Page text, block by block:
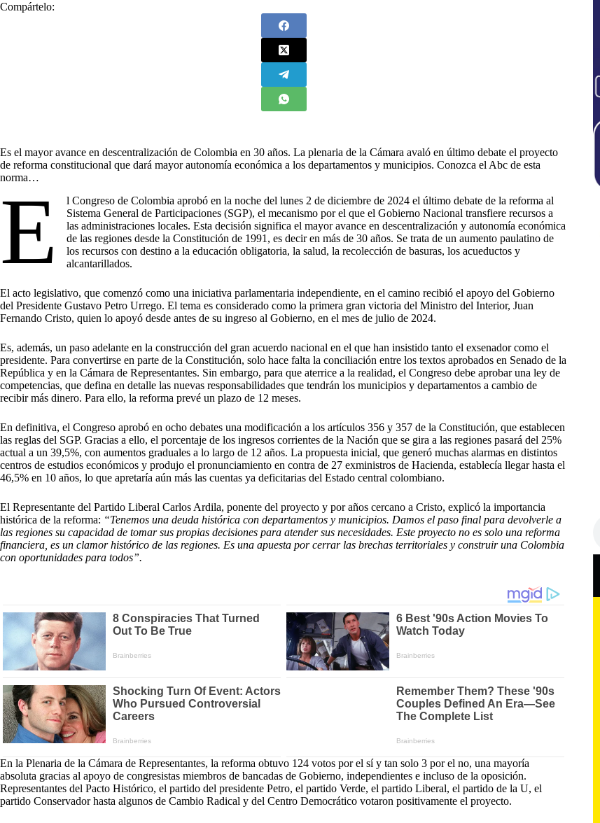
Compártelo:
Es el mayor avance en descentralización de Colombia en 30 años. La plenaria de la Cámara avaló en último debate el proyecto
de reforma constitucional que dará mayor autonomía económica a los departamentos y municipios. Conozca el Abc de esta
norma…
E
l Congreso de Colombia aprobó en la noche del lunes 2 de diciembre de 2024 el último debate de la reforma al
Sistema General de Participaciones (SGP), el mecanismo por el que el Gobierno Nacional transfiere recursos a
las administraciones locales. Esta decisión significa el mayor avance en descentralización y autonomía económica
de las regiones desde la Constitución de 1991, es decir en más de 30 años. Se trata de un aumento paulatino de
los recursos con destino a la educación obligatoria, la salud, la recolección de basuras, los acueductos y
alcantarillados.
El acto legislativo, que comenzó como una iniciativa parlamentaria independiente, en el camino recibió el apoyo del Gobierno
del Presidente Gustavo Petro Urrego. El tema es considerado como la primera gran victoria del Ministro del Interior, Juan
Fernando Cristo, quien lo apoyó desde antes de su ingreso al Gobierno, en el mes de julio de 2024.
Es, además, un paso adelante en la construcción del gran acuerdo nacional en el que han insistido tanto el exsenador como el
presidente. Para convertirse en parte de la Constitución, solo hace falta la conciliación entre los textos aprobados en Senado de la
República y en la Cámara de Representantes. Sin embargo, para que aterrice a la realidad, el Congreso debe aprobar una ley de
competencias, que defina en detalle las nuevas responsabilidades que tendrán los municipios y departamentos a cambio de
recibir más dinero. Para ello, la reforma prevé un plazo de 12 meses.
En definitiva, el Congreso aprobó en ocho debates una modificación a los artículos 356 y 357 de la Constitución, que establecen
las reglas del SGP. Gracias a ello, el porcentaje de los ingresos corrientes de la Nación que se gira a las regiones pasará del 25%
actual a un 39,5%, con aumentos graduales a lo largo de 12 años. La propuesta inicial, que generó muchas alarmas en distintos
centros de estudios económicos y produjo el pronunciamiento en contra de 27 exministros de Hacienda, establecía llegar hasta el
46,5% en 10 años, lo que apretaría aún más las cuentas ya deficitarias del Estado central colombiano.
El Representante del Partido Liberal Carlos Ardila, ponente del proyecto y por años cercano a Cristo, explicó la importancia
histórica de la reforma: “Tenemos una deuda histórica con departamentos y municipios. Damos el paso final para devolverle a
las regiones su capacidad de tomar sus propias decisiones para atender sus necesidades. Este proyecto no es solo una reforma
financiera, es un clamor histórico de las regiones. Es una apuesta por cerrar las brechas territoriales y construir una Colombia
con oportunidades para todos”.
En la Plenaria de la Cámara de Representantes, la reforma obtuvo 124 votos por el sí y tan solo 3 por el no, una mayoría
absoluta gracias al apoyo de congresistas miembros de bancadas de Gobierno, independientes e incluso de la oposición.
Representantes del Pacto Histórico, el partido del presidente Petro, el partido Verde, el partido Liberal, el partido de la U, el
partido Conservador hasta algunos de Cambio Radical y del Centro Democrático votaron positivamente el proyecto.